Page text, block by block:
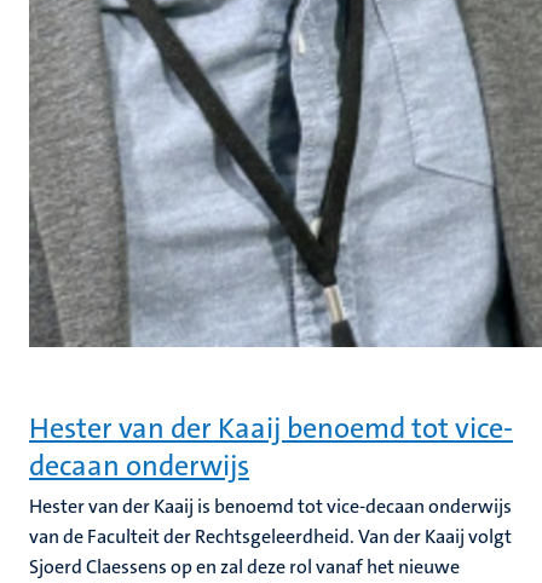
Hester van der Kaaij benoemd tot vice-
decaan onderwijs
Hester van der Kaaij is benoemd tot vice-decaan onderwijs
van de Faculteit der Rechtsgeleerdheid. Van der Kaaij volgt
Sjoerd Claessens op en zal deze rol vanaf het nieuwe